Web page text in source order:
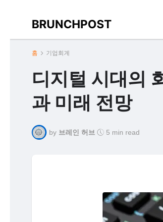
BRUNCHPOST
홈 기업회계
디지털 시대의
과 미래 전망
by 브레인 허브 5 min read